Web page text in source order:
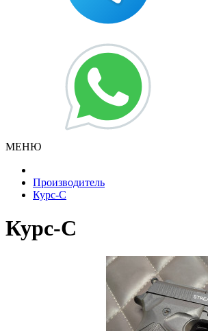
МЕНЮ
Производитель
Курс-С
Курс-С